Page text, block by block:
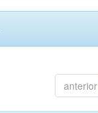
anterior